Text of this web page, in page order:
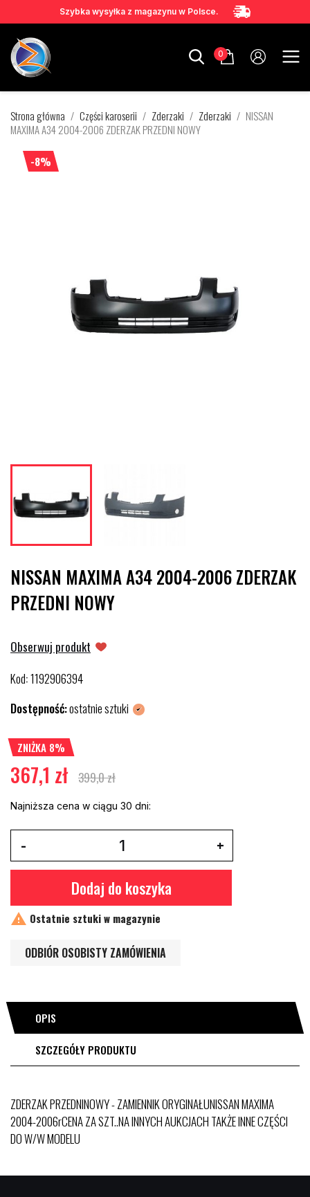
Szybka wysyłka z magazynu w Polsce.
0
Strona główna Części karoserii Zderzaki Zderzaki
NISSAN
MAXIMA A34 2004-2006 ZDERZAK PRZEDNI NOWY
-8%
NISSAN MAXIMA A34 2004-2006 ZDERZAK
PRZEDNI NOWY
Obserwuj produkt
Kod:1192906394
Dostępność:ostatnie sztuki
ZNIŻKA 8%
367,1 zł 399,0 zł
Najniższa cena w ciągu 30 dni:
Dodaj do koszyka
 Ostatnie sztuki w magazynie
ODBIÓR OSOBISTY ZAMÓWIENIA
OPIS
SZCZEGÓŁY PRODUKTU
ZDERZAK PRZEDNINOWY - ZAMIENNIK ORYGINAŁUNISSAN MAXIMA
2004-2006rCENA ZA SZT..NA INNYCH AUKCJACH TAKŻE INNE CZĘŚCI
DO W/W MODELU